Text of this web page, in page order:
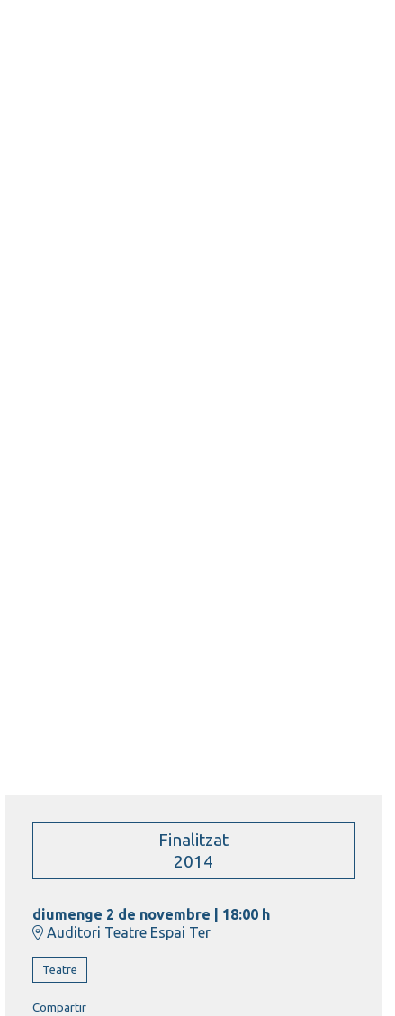
Finalitzat
2014
diumenge 2 de novembre
18:00 h
Auditori Teatre Espai Ter
Teatre
Compartir